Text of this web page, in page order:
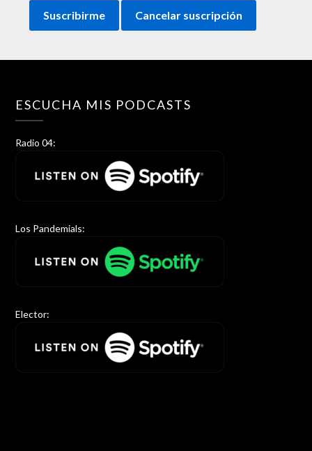
ESCUCHA MIS PODCASTS
Radio 04:
Los Pandemials:
Elector: